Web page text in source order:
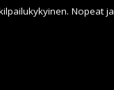
Nopeat ja